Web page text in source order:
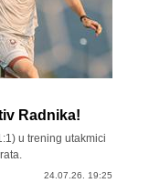
Radnika!
u trening utakmici
24.07.26. 19:25